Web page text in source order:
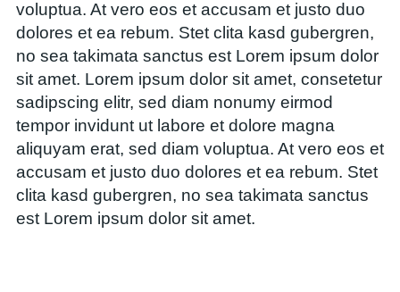
voluptua. At vero eos et accusam et justo duo
dolores et ea rebum. Stet clita kasd gubergren,
no sea takimata sanctus est Lorem ipsum dolor
sit amet. Lorem ipsum dolor sit amet, consetetur
sadipscing elitr, sed diam nonumy eirmod
tempor invidunt ut labore et dolore magna
aliquyam erat, sed diam voluptua. At vero eos et
accusam et justo duo dolores et ea rebum. Stet
clita kasd gubergren, no sea takimata sanctus
est Lorem ipsum dolor sit amet.